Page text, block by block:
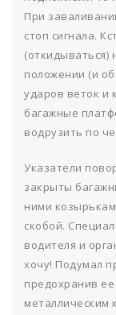
При
стоп сигнала.
(откидываться)
положении (и
ударов веток и
багажные
водрузить по
Указатели
закрыты
ними
скобой.
водителя и
хочу! Подумал
предохранив ее
металлическим